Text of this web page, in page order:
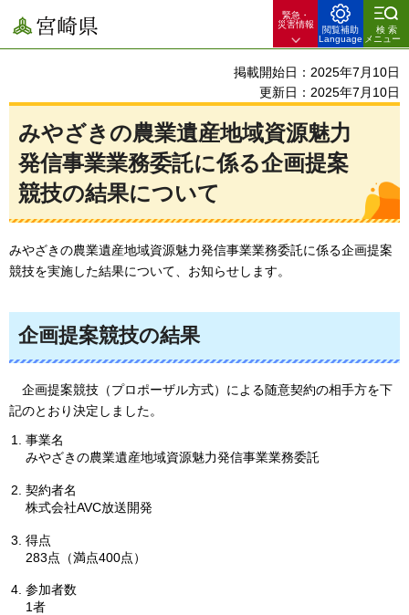
宮崎県
緊急・
災害情報
閲覧補助
Language
検索
メニュー
掲載開始日：2025年7月10日
更新日：2025年7月10日
みやざきの農業遺産地域資源魅力
発信事業業務委託に係る企画提案
競技の結果について
みやざきの農業遺産地域資源魅力発信事業業務委託に係る企画提案
競技を実施した結果について、お知らせします。
企画提案競技の結果
企画提案競技 （プロポーザル方式）による随意契約の相手方を下
記のとおり決定しました。
事業名
みやざきの農業遺産地域資源魅力発信事業業務委託
契約者名
株式会社AVC放送開発
得点
283点（満点400点）
参加者数
1者